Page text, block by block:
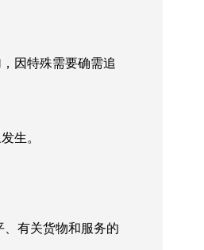
因特殊需要确需追
生。
有关货物和服务的